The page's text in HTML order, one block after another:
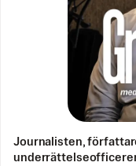
Journalisten,